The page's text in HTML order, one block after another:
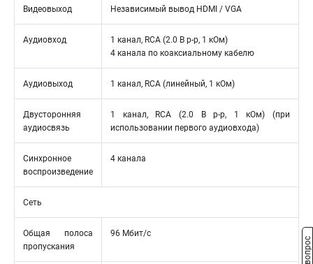
Видеовыход Независимый вывод HDMI / VGA
Аудиовход
1 канал, RCA (2.0 В p-p, 1 кОм)
4 канала по коаксиальному кабелю
Аудиовыход 1 канал, RCA (линейный, 1 кОм)
Двусторонняя
аудиосвязь
1 канал, RCA (2.0 В p-p, 1 кОм) (при
использовании первого аудиовхода)
Синхронное
воспроизведение
4 канала
Сеть
Общая полоса
пропускания
96 Мбит/с